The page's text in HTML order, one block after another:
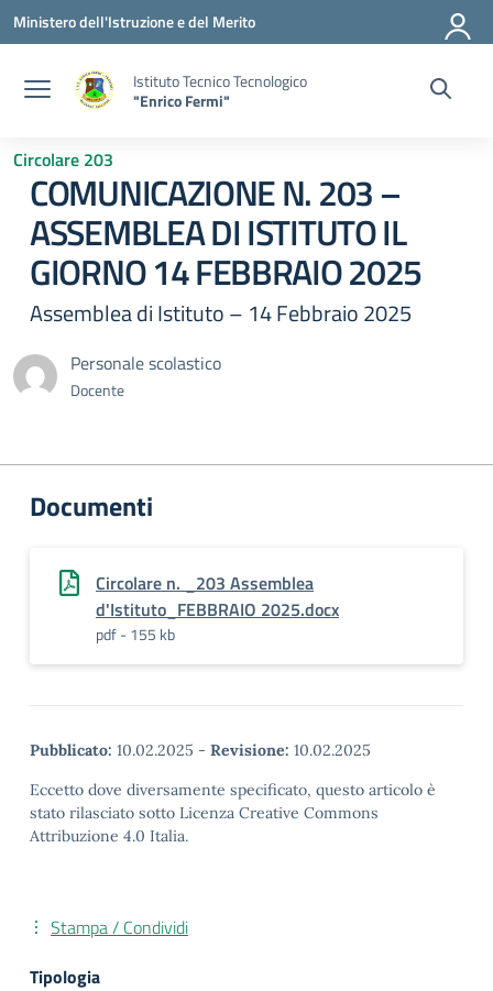
Vai ai contenuti
Vai al menu di navigazione
Vai al footer
Ministero dell'Istruzione e del Merito
Istituto Tecnico Tecnologico
"Enrico Fermi"
Circolare 203
COMUNICAZIONE N. 203 –
ASSEMBLEA DI ISTITUTO IL
GIORNO 14 FEBBRAIO 2025
Assemblea di Istituto – 14 Febbraio 2025
Personale scolastico
Docente
Documenti
Circolare n. _203 Assemblea
d'Istituto_FEBBRAIO 2025.docx
pdf - 155 kb
Pubblicato: 10.02.2025 - Revisione: 10.02.2025
Eccetto dove diversamente specificato, questo articolo è
stato rilasciato sotto Licenza Creative Commons
Attribuzione 4.0 Italia.
Stampa / Condividi
Tipologia